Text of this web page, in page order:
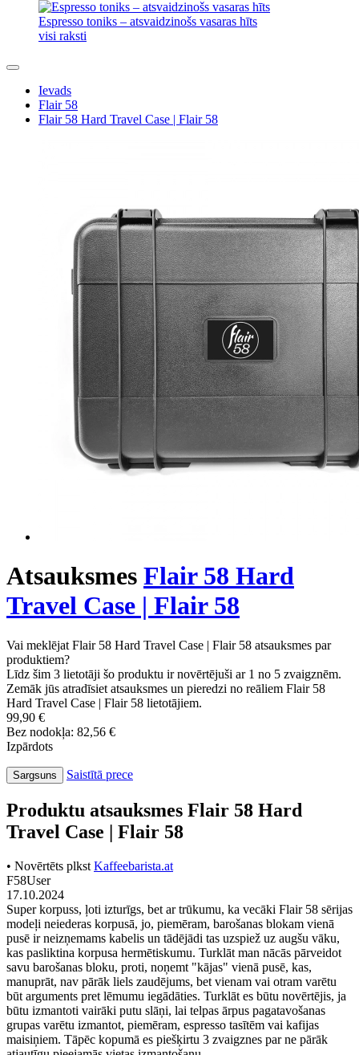
Espresso toniks – atsvaidzinošs vasaras hīts
visi raksti
Ievads
Flair 58
Flair 58 Hard Travel Case | Flair 58
Atsauksmes Flair 58 Hard
Travel Case | Flair 58
Vai meklējat Flair 58 Hard Travel Case | Flair 58 atsauksmes par
produktiem?
Līdz šim 3 lietotāji šo produktu ir novērtējuši ar 1 no 5 zvaigznēm.
Zemāk jūs atradīsiet atsauksmes un pieredzi no reāliem Flair 58
Hard Travel Case | Flair 58 lietotājiem.
99,90 €
Bez nodokļa: 82,56 €
Izpārdots
Sargsuns Saistītā prece
Produktu atsauksmes Flair 58 Hard
Travel Case | Flair 58
• Novērtēts plkst Kaffeebarista.at
F58User
17.10.2024
Super korpuss, ļoti izturīgs, bet ar trūkumu, ka vecāki Flair 58 sērijas
modeļi neiederas korpusā, jo, piemēram, barošanas blokam vienā
pusē ir neizņemams kabelis un tādējādi tas uzspiež uz augšu vāku,
kas pasliktina korpusa hermētiskumu. Turklāt man nācās pārveidot
savu barošanas bloku, proti, noņemt "kājas" vienā pusē, kas,
manuprāt, nav pārāk liels zaudējums, bet vienam vai otram varētu
būt arguments pret lēmumu iegādāties. Turklāt es būtu novērtējis, ja
būtu izmantoti vairāki putu slāņi, lai telpas ārpus pagatavošanas
grupas varētu izmantot, piemēram, espresso tasītēm vai kafijas
maisiņiem. Tāpēc kopumā es piešķirtu 3 zvaigznes par ne pārāk